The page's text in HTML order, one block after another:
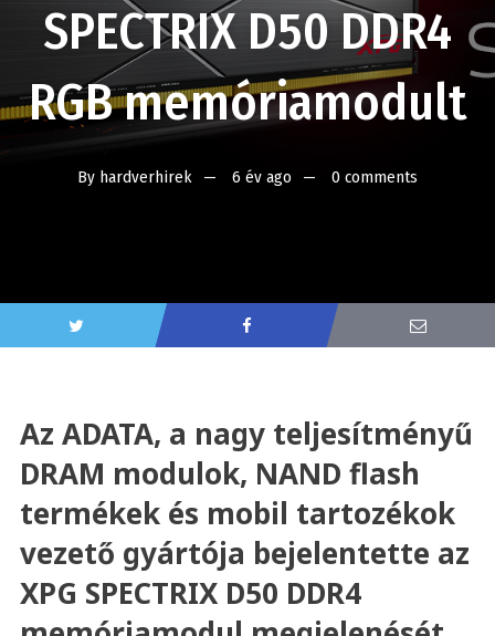
SPECTRIX D50 DDR4
RGB memóriamodult
By hardverhirek 6 év ago 0 comments
Az ADATA, a nagy teljesítményű
DRAM modulok, NAND flash
termékek és mobil tartozékok
vezető gyártója bejelentette az
XPG SPECTRIX D50 DDR4